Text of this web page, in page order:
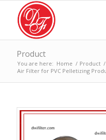
Product
You are here: Home / Product /
Air Filter for PVC Pelletizing